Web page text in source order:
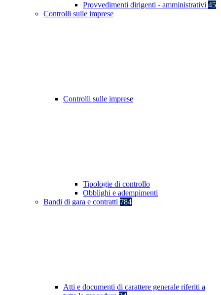
Provvedimenti dirigenti - amministrativi 45
Controlli sulle imprese
Controlli sulle imprese
Tipologie di controllo
Obblighi e adempimenti
Bandi di gara e contratti 784
Atti e documenti di carattere generale riferiti a